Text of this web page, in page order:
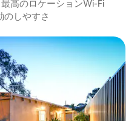
高のロケーションWi-Fi
のしやすさ